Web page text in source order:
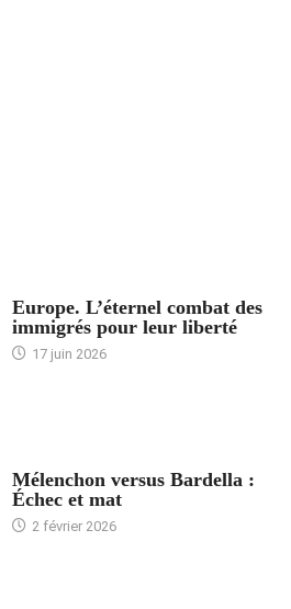
Europe. L’éternel combat des
immigrés pour leur liberté
17 juin 2026
Mélenchon versus Bardella :
Échec et mat
2 février 2026